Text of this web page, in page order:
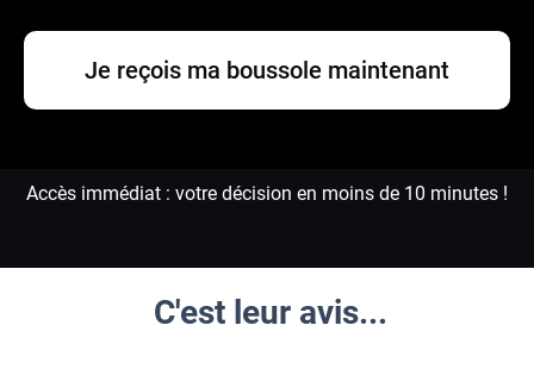
Je reçois ma boussole maintenant
Accès immédiat : votre décision en moins de 10 minutes !
C'est leur avis...